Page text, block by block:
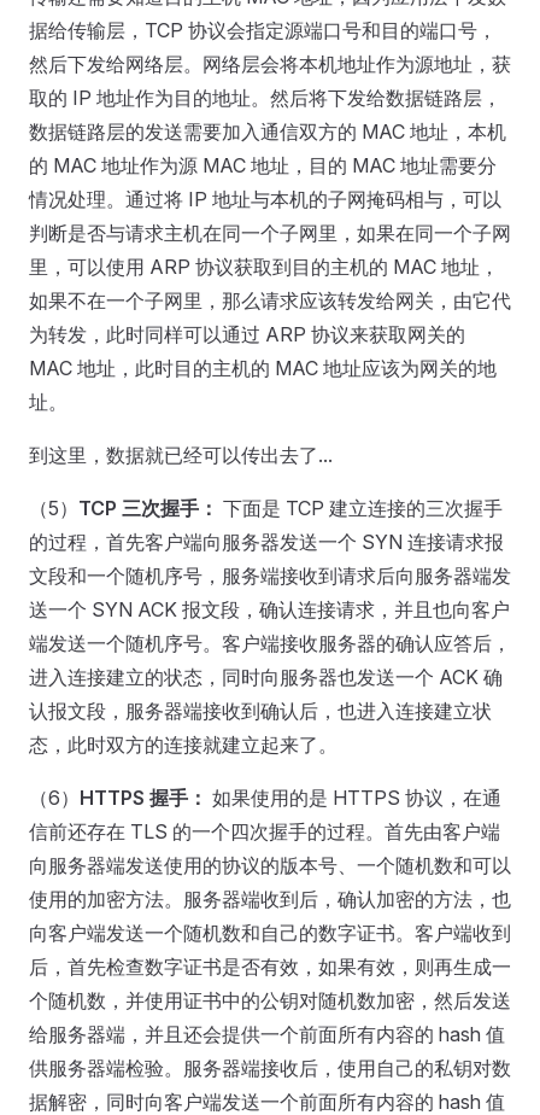
据给传输层，TCP 协议会指定源端口号和目的端口号，
然后下发给网络层。网络层会将本机地址作为源地址，获
取的 IP 地址作为目的地址。然后将下发给数据链路层，
数据链路层的发送需要加入通信双方的 MAC 地址，本机
的 MAC 地址作为源 MAC 地址，目的 MAC 地址需要分
情况处理。通过将 IP 地址与本机的子网掩码相与，可以
判断是否与请求主机在同一个子网里，如果在同一个子网
里，可以使用 ARP 协议获取到目的主机的 MAC 地址，
如果不在一个子网里，那么请求应该转发给网关，由它代
为转发，此时同样可以通过 ARP 协议来获取网关的
MAC 地址，此时目的主机的 MAC 地址应该为网关的地
址。
到这里，数据就已经可以传出去了...
（5） TCP 三次握手： 下面是 TCP 建立连接的三次握手
的过程，首先客户端向服务器发送一个 SYN 连接请求报
文段和一个随机序号，服务端接收到请求后向服务器端发
送一个 SYN ACK 报文段，确认连接请求，并且也向客户
端发送一个随机序号。客户端接收服务器的确认应答后，
进入连接建立的状态，同时向服务器也发送一个 ACK 确
认报文段，服务器端接收到确认后，也进入连接建立状
态，此时双方的连接就建立起来了。
（6） HTTPS 握手： 如果使用的是 HTTPS 协议，在通
信前还存在 TLS 的一个四次握手的过程。首先由客户端
向服务器端发送使用的协议的版本号、一个随机数和可以
使用的加密方法。服务器端收到后，确认加密的方法，也
向客户端发送一个随机数和自己的数字证书。客户端收到
后，首先检查数字证书是否有效，如果有效，则再生成一
个随机数，并使用证书中的公钥对随机数加密，然后发送
给服务器端，并且还会提供一个前面所有内容的 hash 值
供服务器端检验。服务器端接收后，使用自己的私钥对数
据解密，同时向客户端发送一个前面所有内容的 hash 值